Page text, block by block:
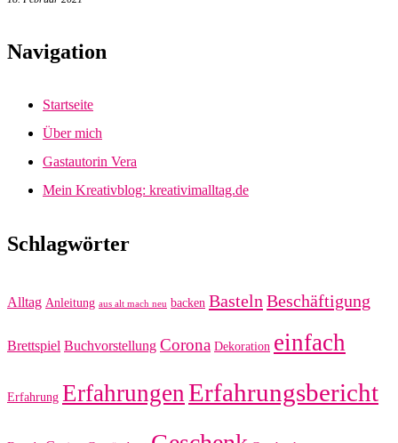
Navigation
Startseite
Über mich
Gastautorin Vera
Mein Kreativblog: kreativimalltag.de
Schlagwörter
Alltag Anleitung aus alt mach neu backen Basteln Beschäftigung
Brettspiel Buchvorstellung Corona Dekoration einfach
Erfahrung Erfahrungen Erfahrungsbericht